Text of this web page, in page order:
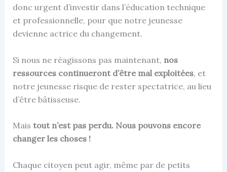
donc urgent d’investir dans l’éducation technique
et professionnelle, pour que notre jeunesse
devienne actrice du changement.
Si nous ne réagissons pas maintenant, nos
ressources continueront d’être mal exploitées, et
notre jeunesse risque de rester spectatrice, au lieu
d’être bâtisseuse.
Mais tout n’est pas perdu. Nous pouvons encore
changer les choses !
Chaque citoyen peut agir, même par de petits